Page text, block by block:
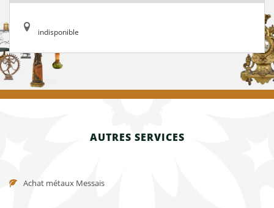
indisponible
AUTRES SERVICES
Achat métaux Messais